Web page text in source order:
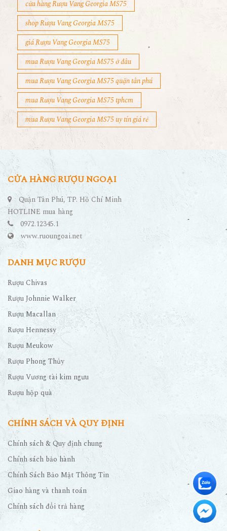
cửa hàng Rượu Vang Georgia MS75
shop Rượu Vang Georgia MS75
giá Rượu Vang Georgia MS75
mua Rượu Vang Georgia MS75 ở đâu
mua Rượu Vang Georgia MS75 quận tân phú
mua Rượu Vang Georgia MS75 tphcm
mua Rượu Vang Georgia MS75 uy tín giá rẻ
CỬA HÀNG RƯỢU NGOẠI
Quận Tân Phú, TP. Hồ Chí Minh
HOTLINE mua hàng
0972.12345.1
www.ruoungoai.net
DANH MỤC RƯỢU
Rượu Chivas
Rượu Johnnie Walker
Rượu Macallan
Rượu Hennessy
Rượu Meukow
Rượu Phong Thủy
Rượu Vương tài kim ngưu
Rượu hộp quà
CHÍNH SÁCH VÀ QUY ĐỊNH
Chính sách & Quy định chung
Chính sách bảo hành
Chính Sách Bảo Mật Thông Tin
Giao hàng và thanh toán
Chính sách đổi trả hàng